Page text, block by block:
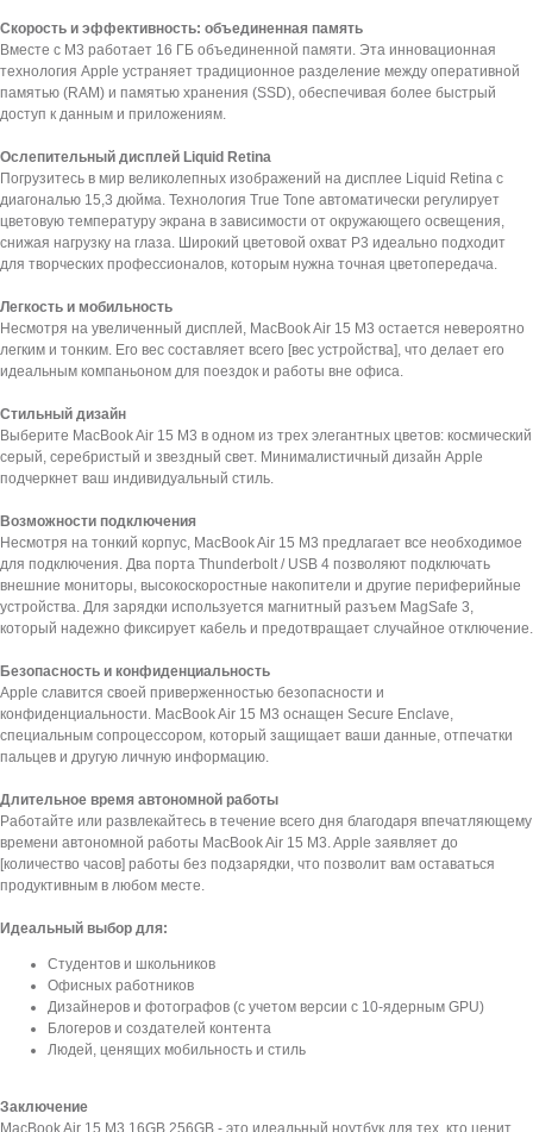
Скорость и эффективность: объединенная память
Вместе с M3 работает 16 ГБ объединенной памяти. Эта инновационная
технология Apple устраняет традиционное разделение между оперативной
памятью (RAM) и памятью хранения (SSD), обеспечивая более быстрый
доступ к данным и приложениям.
Ослепительный дисплей Liquid Retina
Погрузитесь в мир великолепных изображений на дисплее Liquid Retina с
диагональю 15,3 дюйма. Технология True Tone автоматически регулирует
цветовую температуру экрана в зависимости от окружающего освещения,
снижая нагрузку на глаза. Широкий цветовой охват P3 идеально подходит
для творческих профессионалов, которым нужна точная цветопередача.
Легкость и мобильность
Несмотря на увеличенный дисплей, MacBook Air 15 M3 остается невероятно
легким и тонким. Его вес составляет всего [вес устройства], что делает его
идеальным компаньоном для поездок и работы вне офиса.
Стильный дизайн
Выберите MacBook Air 15 M3 в одном из трех элегантных цветов: космический
серый, серебристый и звездный свет. Минималистичный дизайн Apple
подчеркнет ваш индивидуальный стиль.
Возможности подключения
Несмотря на тонкий корпус, MacBook Air 15 M3 предлагает все необходимое
для подключения. Два порта Thunderbolt / USB 4 позволяют подключать
внешние мониторы, высокоскоростные накопители и другие периферийные
устройства. Для зарядки используется магнитный разъем MagSafe 3,
который надежно фиксирует кабель и предотвращает случайное отключение.
Безопасность и конфиденциальность
Apple славится своей приверженностью безопасности и
конфиденциальности. MacBook Air 15 M3 оснащен Secure Enclave,
специальным сопроцессором, который защищает ваши данные, отпечатки
пальцев и другую личную информацию.
Длительное время автономной работы
Работайте или развлекайтесь в течение всего дня благодаря впечатляющему
времени автономной работы MacBook Air 15 M3. Apple заявляет до
[количество часов] работы без подзарядки, что позволит вам оставаться
продуктивным в любом месте.
Идеальный выбор для:
Студентов и школьников
Офисных работников
Дизайнеров и фотографов (с учетом версии с 10-ядерным GPU)
Блогеров и создателей контента
Людей, ценящих мобильность и стиль
Заключение
MacBook Air 15 M3 16GB 256GB - это идеальный ноутбук для тех, кто ценит